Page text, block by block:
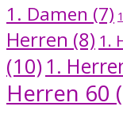
1. Damen (7)
Herren (8) 1.
(10)1.
Herren 60